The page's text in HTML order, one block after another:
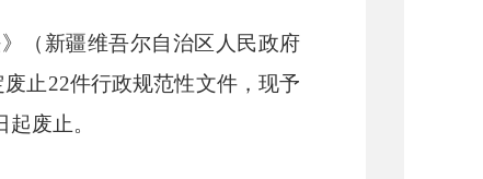
（新疆维吾尔自治区人民政府
止22件行政规范性文件，现予
废止。